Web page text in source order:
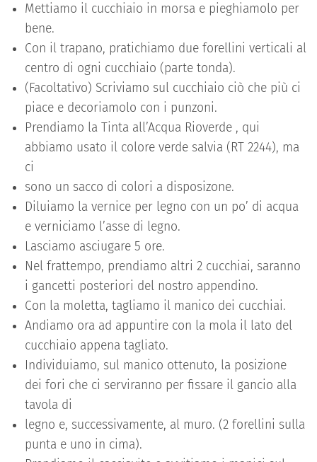
Mettiamo il cucchiaio in morsa e pieghiamolo per
bene.
Con il trapano, pratichiamo due forellini verticali al
centro di ogni cucchiaio (parte tonda).
(Facoltativo) Scriviamo sul cucchiaio ciò che più ci
piace e decoriamolo con i punzoni.
Prendiamo la Tinta all’Acqua Rioverde , qui
abbiamo usato il colore verde salvia (RT 2244), ma
ci
sono un sacco di colori a disposizone.
Diluiamo la vernice per legno con un po’ di acqua
e verniciamo l’asse di legno.
Lasciamo asciugare 5 ore.
Nel frattempo, prendiamo altri 2 cucchiai, saranno
i gancetti posteriori del nostro appendino.
Con la moletta, tagliamo il manico dei cucchiai.
Andiamo ora ad appuntire con la mola il lato del
cucchiaio appena tagliato.
Individuiamo, sul manico ottenuto, la posizione
dei fori che ci serviranno per fissare il gancio alla
tavola di
legno e, successivamente, al muro. (2 forellini sulla
punta e uno in cima).